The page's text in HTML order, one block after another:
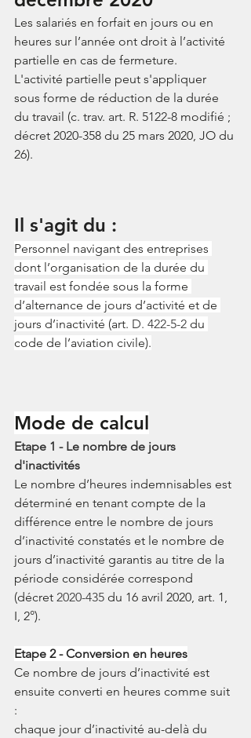
Les salariés en forfait en jours ou en
heures sur l’année ont droit à l’activité
partielle en cas de fermeture.
L'activité partielle peut s'appliquer
sous forme de réduction de la durée
du travail (c. trav. art. R. 5122-8 modifié ;
décret 2020-358 du 25 mars 2020, JO du
26).
Il s'agit du :
Personnel navigant des entreprises
dont l’organisation de la durée du
travail est fondée sous la forme
d’alternance de jours d’activité et de
jours d’inactivité (art. D. 422-5-2 du
code de l’aviation civile).
Mode de calcul
Etape 1 - Le nombre de jours
d'inactivités
Le nombre d’heures indemnisables est
déterminé en tenant compte de la
différence entre le nombre de jours
d’inactivité constatés et le nombre de
jours d’inactivité garantis au titre de la
période considérée correspond
(décret 2020-435 du 16 avril 2020, art. 1,
I, 2°).
Etape 2 - Conversion en heures
Ce nombre de jours d’inactivité est
ensuite converti en heures comme suit
:
chaque jour d’inactivité au-delà du